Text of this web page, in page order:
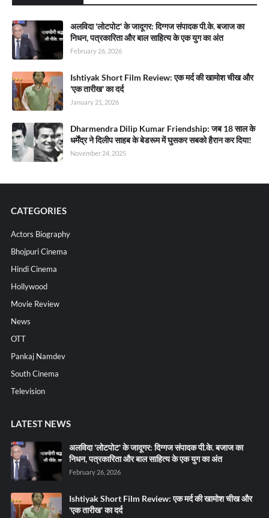
अलविदा 'लोटपोट' के जादूगर: दिग्गज संपादक पी.के. बजाज का
निधन, पत्रकारिता और बाल साहित्य के एक युग का अंत
February 26, 2026
Ishtiyak Short Film Review: एक मर्द की खामोश चीख और
'एक तारीख' का दर्द
January 21, 2026
Dharmendra Dilip Kumar Friendship: जब 18 साल के
धर्मेंद्र ने दिलीप साहब के बेडरूम में घुसकर सबको हैरान कर दिया!
November 24, 2025
CATEGORIES
Actors Biography
Bhojpuri Cinema
Hindi Cinema
Hollywood
Movie Review
News
OTT
Pankaj Namdev
South Cinema
Television
LATEST NEWS
अलविदा 'लोटपोट' के जादूगर: दिग्गज संपादक पी.के. बजाज का
निधन, पत्रकारिता और बाल साहित्य के एक युग का अंत
February 26, 2026
Ishtiyak Short Film Review: एक मर्द की खामोश चीख और
'एक तारीख' का दर्द